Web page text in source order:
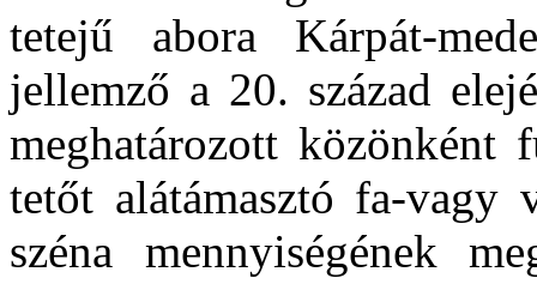
tetejű abora Kárpát-
jellemző a 20. század
meghatározott közönként
tetőt alátámasztó fa-vagy
széna mennyiségének